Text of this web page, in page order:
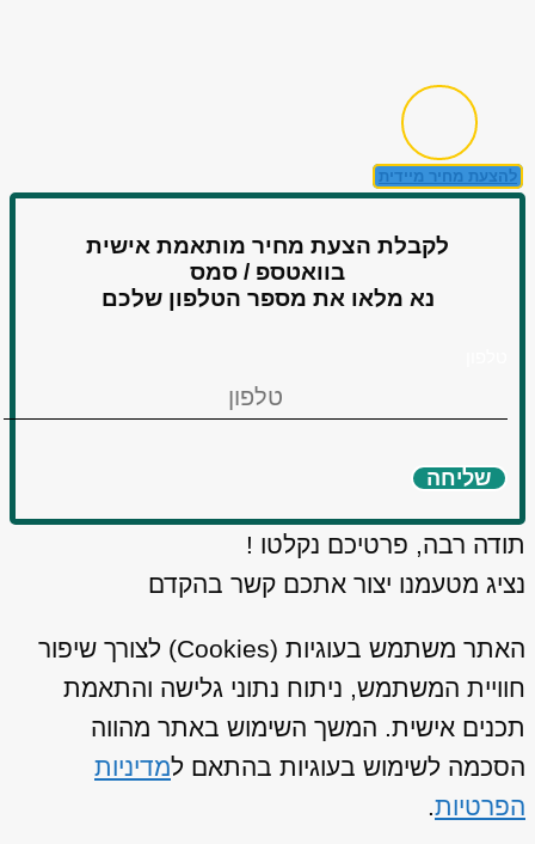
להצעת מחיר מיידית
לקבלת הצעת מחיר מותאמת אישית
בוואטספ / סמס
נא מלאו את מספר הטלפון שלכם
שליחה
תודה רבה, פרטיכם נקלטו !
נציג מטעמנו יצור אתכם קשר בהקדם
האתר משתמש בעוגיות (Cookies) לצורך שיפור
חוויית המשתמש, ניתוח נתוני גלישה והתאמת
תכנים אישית. המשך השימוש באתר מהווה
הסכמה לשימוש בעוגיות בהתאם למדיניות
הפרטיות.